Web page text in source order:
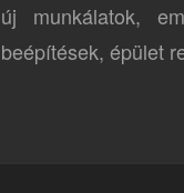
új munkálatok,
beépítések, épület